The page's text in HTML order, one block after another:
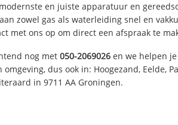
en juiste apparatuur en
zowel gas als waterleiding snel en
met ons op om direct een afspraak te
nog met 050-2069026 en we helpen
omgeving, dus ook in: Hoogezand, Eelde,
in 9711 AA Groningen.